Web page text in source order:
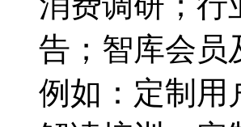
告；智库会员
例如：定制用